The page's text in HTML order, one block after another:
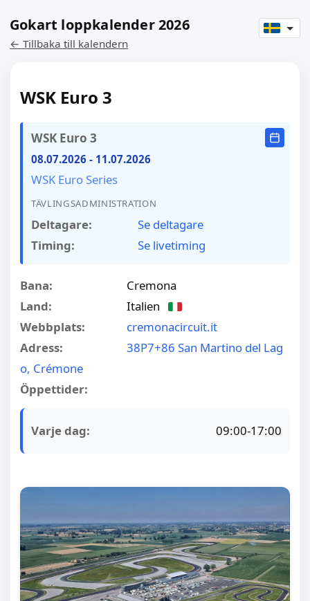
Gokart loppkalender 2026
← Tillbaka till kalendern
WSK Euro 3
WSK Euro 3
08.07.2026 - 11.07.2026
WSK Euro Series
TÄVLINGSADMINISTRATION
Deltagare:
Se deltagare
Timing:
Se livetiming
Bana:
Cremona
Land:
Italien
Webbplats:
cremonacircuit.it
Adress:
38P7+86 San Martino del Lag
o, Crémone
Öppettider:
Varje dag: 09:00-17:00